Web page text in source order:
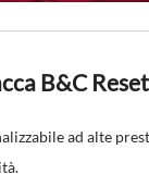
B&C
ad alte